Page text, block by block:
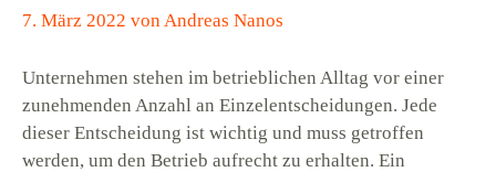
7. März 2022 vonAndreas Nanos
Unternehmen stehen im betrieblichen Alltag vor einer
zunehmenden Anzahl an Einzelentscheidungen. Jede
dieser Entscheidung ist wichtig und muss getroffen
werden, um den Betrieb aufrecht zu erhalten. Ein